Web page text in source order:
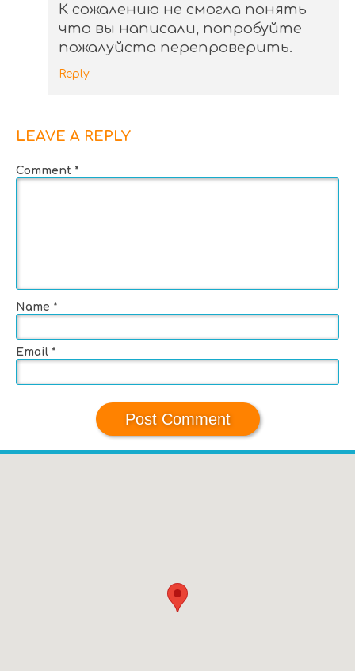
К сожалению не смогла понять
что вы написали, попробуйте
пожалуйста перепроверить.
Reply
LEAVE A REPLY
Comment *
Name *
Email *